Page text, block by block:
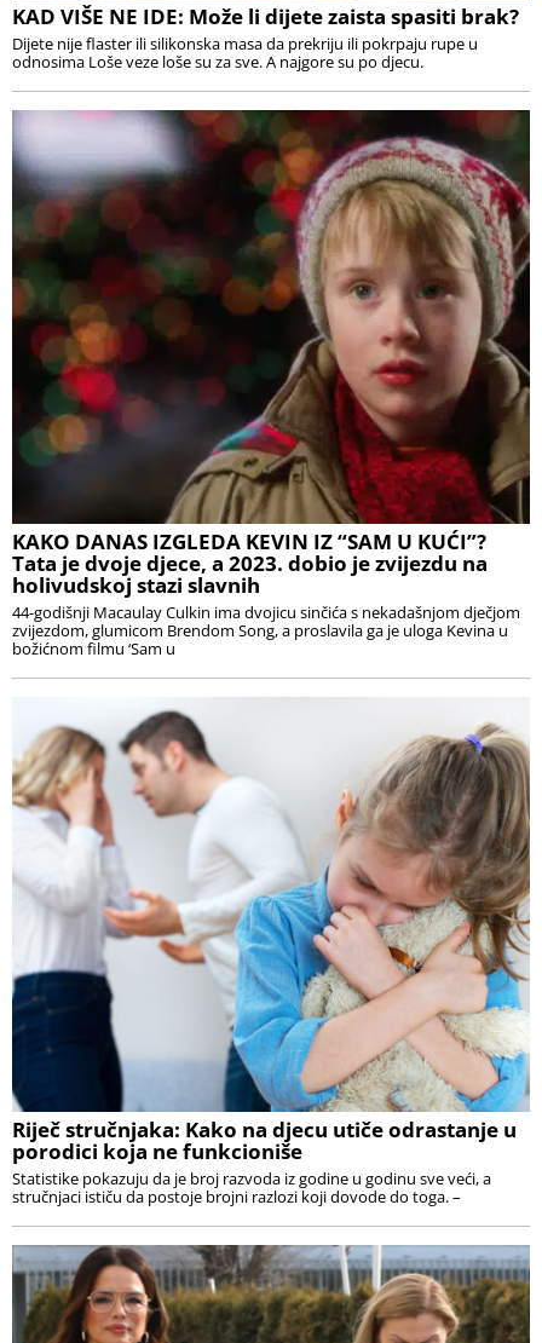
KAD VIŠE NE IDE: Može li dijete zaista spasiti brak?
Dijete nije flaster ili silikonska masa da prekriju ili pokrpaju rupe u
odnosima Loše veze loše su za sve. A najgore su po djecu.
KAKO DANAS IZGLEDA KEVIN IZ “SAM U KUĆI”?
Tata je dvoje djece, a 2023. dobio je zvijezdu na
holivudskoj stazi slavnih
44-godišnji Macaulay Culkin ima dvojicu sinčića s nekadašnjom dječjom
zvijezdom, glumicom Brendom Song, a proslavila ga je uloga Kevina u
božićnom filmu ‘Sam u
Riječ stručnjaka: Kako na djecu utiče odrastanje u
porodici koja ne funkcioniše
Statistike pokazuju da je broj razvoda iz godine u godinu sve veći, a
stručnjaci ističu da postoje brojni razlozi koji dovode do toga. –